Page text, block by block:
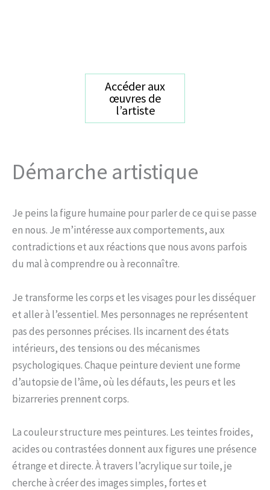
Accéder aux
œuvres de
l’artiste
Démarche artistique
Je peins la figure humaine pour parler de ce qui se passe
en nous. Je m’intéresse aux comportements, aux
contradictions et aux réactions que nous avons parfois
du mal à comprendre ou à reconnaître.
Je transforme les corps et les visages pour les disséquer
et aller à l’essentiel. Mes personnages ne représentent
pas des personnes précises. Ils incarnent des états
intérieurs, des tensions ou des mécanismes
psychologiques. Chaque peinture devient une forme
d’autopsie de l’âme, où les défauts, les peurs et les
bizarreries prennent corps.
La couleur structure mes peintures. Les teintes froides,
acides ou contrastées donnent aux figures une présence
étrange et directe. À travers l’acrylique sur toile, je
cherche à créer des images simples, fortes et